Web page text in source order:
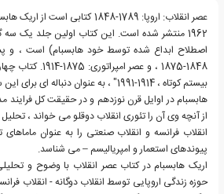
عصر انقلاب: اروپا: 1789-1848 کتابی
اصطلاح ابداع شده توسط خود هابسبام) است ، و
1848-1875 ، و عصر
بیستم کوتاه ، 1914-1991" ، به عنوان دنباله ای برای این سه گانه عمل می کند.
هابسبام در اوایل قرن نوزدهم و در حقیقت کل فرایند
از آنچه وی آن را تئوری انقلاب دوقلو می خواند ،
انقلاب فرانسه و انقلاب صنعتی را به عنوان
پیوندهای استعمار و امپریالیسم – می شناسد.
اریک هابسبام در کتاب عصر انقلاب با وضوح و